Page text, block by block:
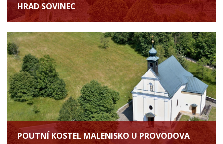
HRAD SOVINEC
POUTNÍ KOSTEL MALENISKO U PROVODOVA